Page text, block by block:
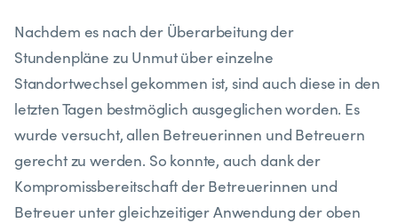
Nachdem es nach der Überarbeitung der
Stundenpläne zu Unmut über einzelne
Standortwechsel gekommen ist, sind auch diese in den
letzten Tagen bestmöglich ausgeglichen worden. Es
wurde versucht, allen Betreuerinnen und Betreuern
gerecht zu werden. So konnte, auch dank der
Kompromissbereitschaft der Betreuerinnen und
Betreuer unter gleichzeitiger Anwendung der oben